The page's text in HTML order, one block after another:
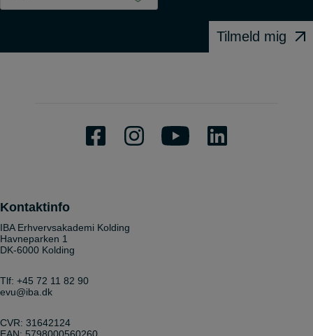
Tilmeld mig
Kontaktinfo
IBA Erhvervsakademi Kolding
Havneparken 1
DK-6000 Kolding
Tlf: +45 72 11 82 90
evu@iba.dk
CVR: 31642124